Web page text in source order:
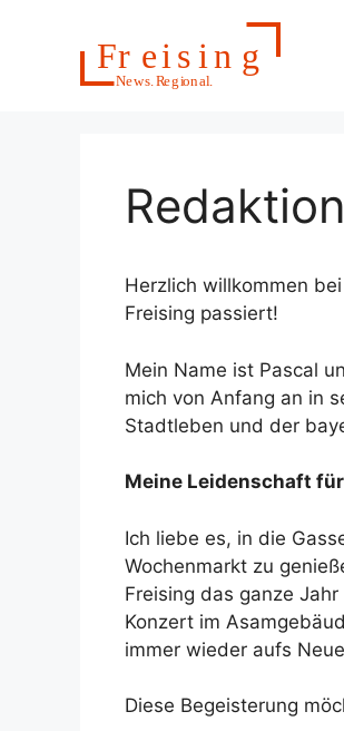
Redaktion
Herzlich willkommen
Freising passiert!
Mein Name ist Pascal
mich von Anfang an in
Stadtleben und der
Meine Leidenschaft
Ich liebe es, in die
Wochenmarkt zu
Freising das ganze
Konzert im
immer wieder aufs
Diese Begeisterung